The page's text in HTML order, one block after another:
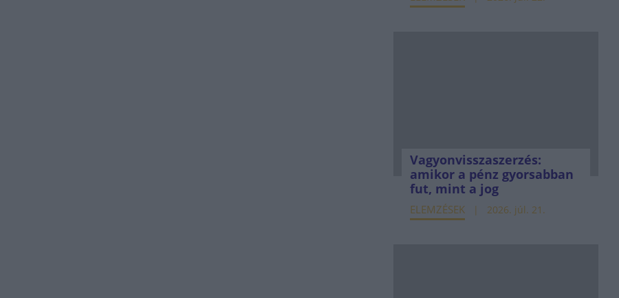
Vagyonvisszaszerzés:
amikor a pénz gyorsabban
fut, mint a jog
ELEMZÉSEK 2026. júl. 21.